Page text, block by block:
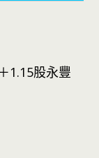
1.15股永豐